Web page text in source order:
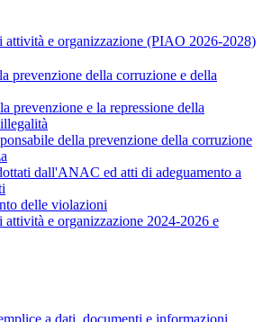
attività e organizzazione (PIAO 2026-2028)
prevenzione della corruzione e della
prevenzione e la repressione della
della prevenzione della corruzione
dall'ANAC ed atti di adeguamento a
delle violazioni
attività e organizzazione 2024-2026 e
a dati, documenti e informazioni